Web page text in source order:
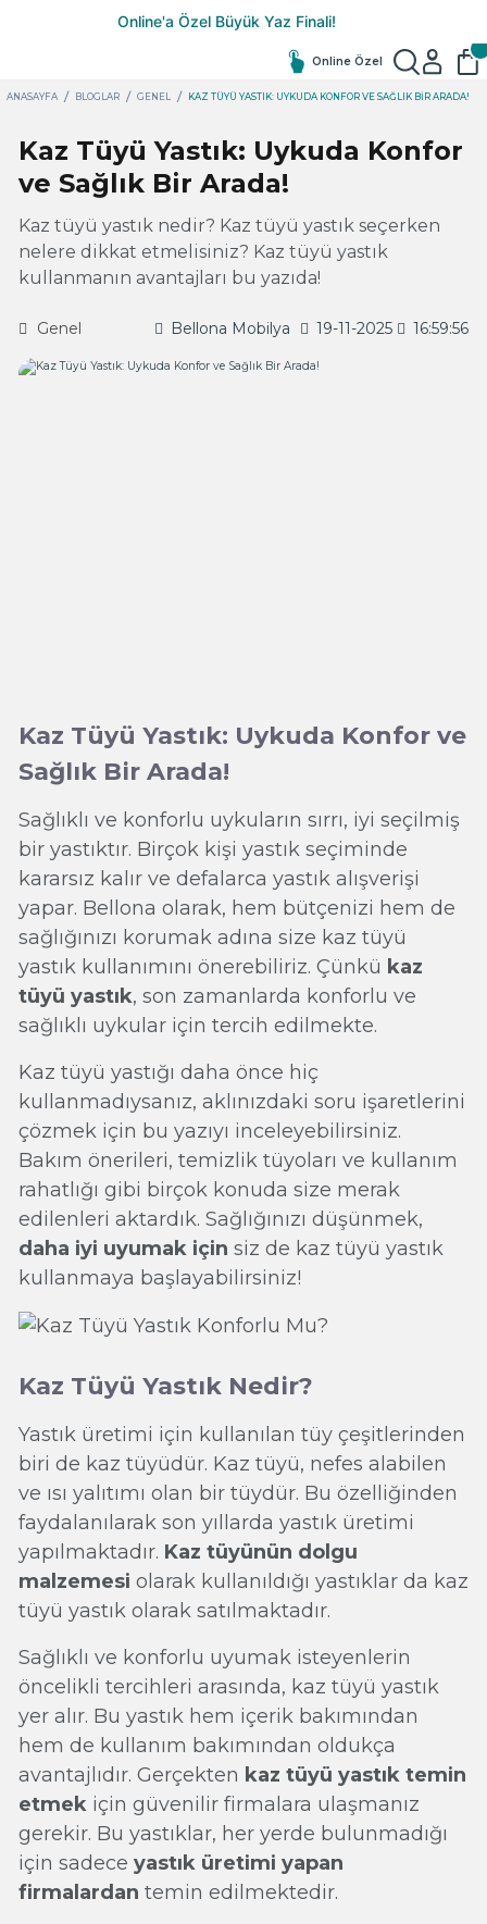
Online Özel
ANASAYFA BLOGLAR GENEL KAZ TÜYÜ YASTIK: UYKUDA KONFOR VE SAĞLIK BIR ARADA!
Kaz Tüyü Yastık: Uykuda Konfor
ve Sağlık Bir Arada!
Kaz tüyü yastık nedir? Kaz tüyü yastık seçerken
nelere dikkat etmelisiniz? Kaz tüyü yastık
kullanmanın avantajları bu yazıda!
Genel Bellona Mobilya 19-11-2025 16:59:56
Kaz Tüyü Yastık: Uykuda Konfor ve
Sağlık Bir Arada!
Sağlıklı ve konforlu uykuların sırrı, iyi seçilmiş
bir yastıktır. Birçok kişi yastık seçiminde
kararsız kalır ve defalarca yastık alışverişi
yapar. Bellona olarak, hem bütçenizi hem de
sağlığınızı korumak adına size kaz tüyü
yastık kullanımını önerebiliriz. Çünkü kaz
tüyü yastık, son zamanlarda konforlu ve
sağlıklı uykular için tercih edilmekte.
Kaz tüyü yastığı daha önce hiç
kullanmadıysanız, aklınızdaki soru işaretlerini
çözmek için bu yazıyı inceleyebilirsiniz.
Bakım önerileri, temizlik tüyoları ve kullanım
rahatlığı gibi birçok konuda size merak
edilenleri aktardık. Sağlığınızı düşünmek,
daha iyi uyumak için siz de kaz tüyü yastık
kullanmaya başlayabilirsiniz!
Kaz Tüyü Yastık Nedir?
Yastık üretimi için kullanılan tüy çeşitlerinden
biri de kaz tüyüdür. Kaz tüyü, nefes alabilen
ve ısı yalıtımı olan bir tüydür. Bu özelliğinden
faydalanılarak son yıllarda yastık üretimi
yapılmaktadır. Kaz tüyünün dolgu
malzemesi olarak kullanıldığı yastıklar da kaz
tüyü yastık olarak satılmaktadır.
Sağlıklı ve konforlu uyumak isteyenlerin
öncelikli tercihleri arasında, kaz tüyü yastık
yer alır. Bu yastık hem içerik bakımından
hem de kullanım bakımından oldukça
avantajlıdır. Gerçekten kaz tüyü yastık temin
etmek için güvenilir firmalara ulaşmanız
gerekir. Bu yastıklar, her yerde bulunmadığı
için sadece yastık üretimi yapan
firmalardan temin edilmektedir.